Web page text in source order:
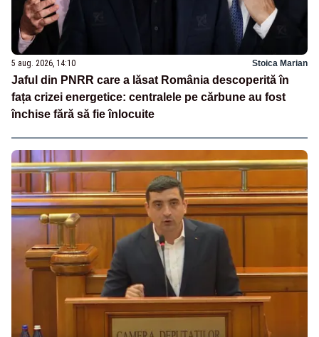
5 aug. 2026, 14:10 Stoica Marian
Jaful din PNRR care a lăsat România descoperită în
fața crizei energetice: centralele pe cărbune au fost
închise fără să fie înlocuite